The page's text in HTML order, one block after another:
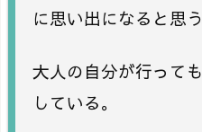
に思い出になると思う
大人の自分が行って
している。